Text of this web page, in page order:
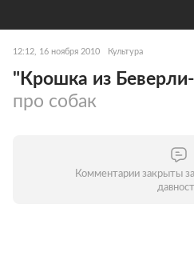
12:12, 16 ноября 2010 Культура
"Крошка из
про собак
Комментарии закрыты